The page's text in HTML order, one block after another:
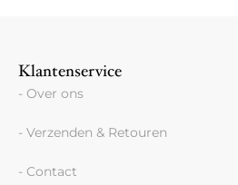
Klantenservice
- Over ons
- Verzenden & Retouren
- Contact